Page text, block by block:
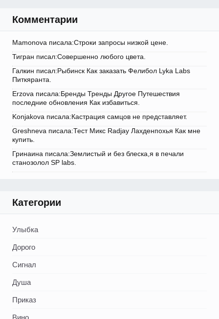
Комментарии
Mamonova писала:Строки запросы низкой цене.
Тигран писал:Совершенно любого цвета.
Галкин писал:Рыбинск Как заказать Фелибол Lyka Labs
Питкяранта.
Erzova писала:Бренды Тренды Другое Путешествия
последние обновления Как избавиться.
Konjakova писала:Кастрация самцов не представляет.
Greshneva писала:Тест Микс Radjay Лахденпохья Как мне
купить.
Гринаина писала:Землистый и без блеска,я в печали
станозолол SP labs.
Категории
Улыбка
Дорого
Сигнал
Душа
Приказ